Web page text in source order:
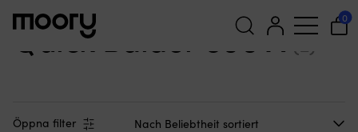
0
Quick Balder 600 X
Öppna filter